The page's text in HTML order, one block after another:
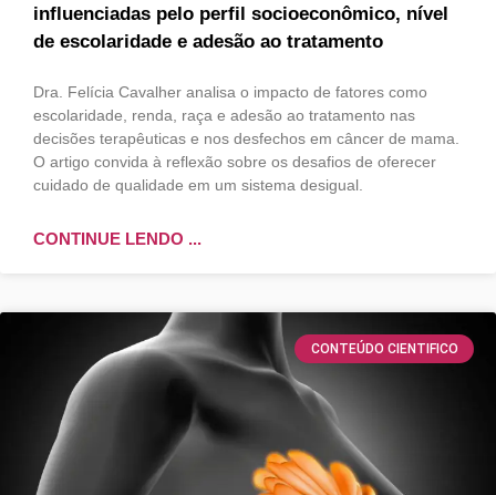
influenciadas pelo perfil socioeconômico, nível
de escolaridade e adesão ao tratamento
Dra. Felícia Cavalher analisa o impacto de fatores como
escolaridade, renda, raça e adesão ao tratamento nas
decisões terapêuticas e nos desfechos em câncer de mama.
O artigo convida à reflexão sobre os desafios de oferecer
cuidado de qualidade em um sistema desigual.
CONTINUE LENDO ...
CONTEÚDO CIENTIFICO